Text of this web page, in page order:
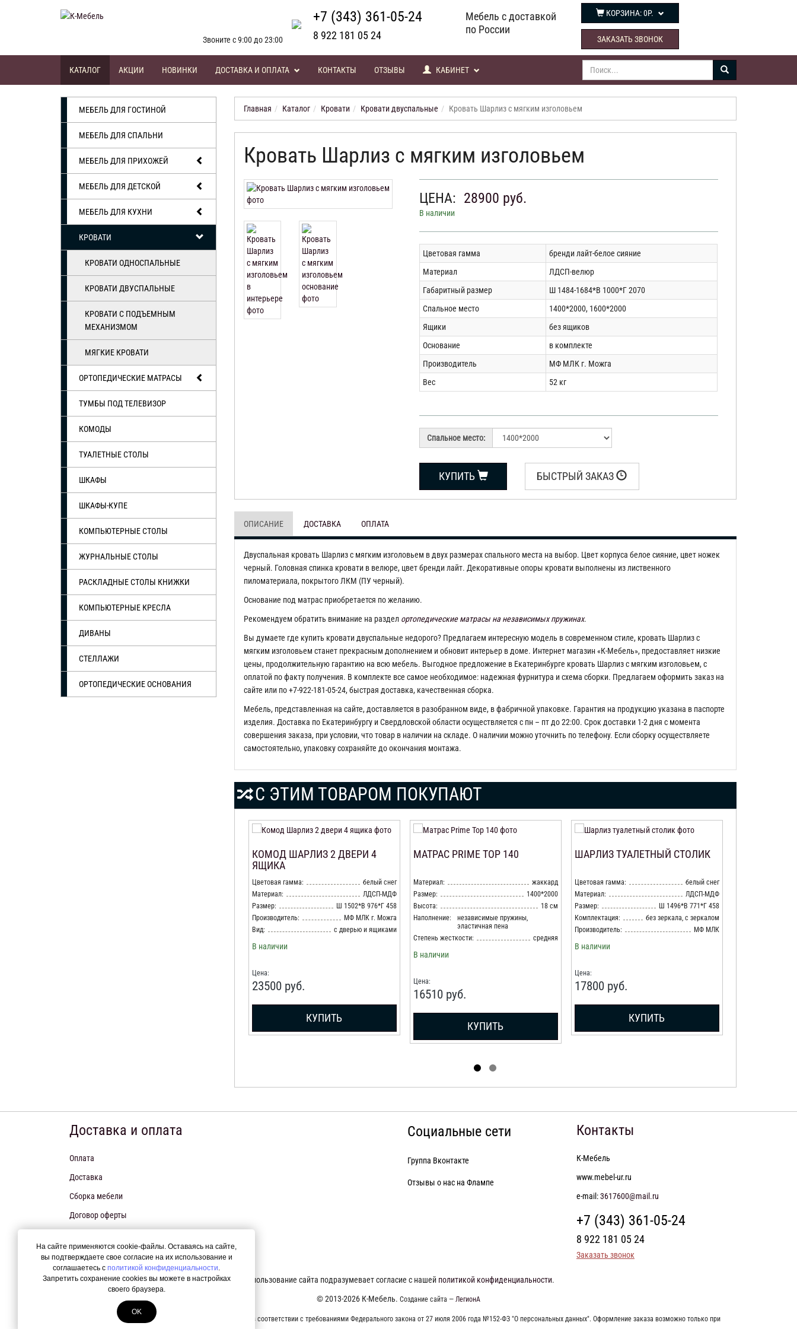
Звоните с 9:00 до 23:00
+7 (343) 361-05-24
8 922 181 05 24
Мебель с доставкой
по России
КОРЗИНА:0Р.
ЗАКАЗАТЬ ЗВОНОК
КАТАЛОГ АКЦИИ НОВИНКИ ДОСТАВКА И ОПЛАТА КОНТАКТЫ ОТЗЫВЫ КАБИНЕТ
МЕБЕЛЬ ДЛЯ ГОСТИНОЙ
МЕБЕЛЬ ДЛЯ СПАЛЬНИ
МЕБЕЛЬ ДЛЯ ПРИХОЖЕЙ
МЕБЕЛЬ ДЛЯ ДЕТСКОЙ
МЕБЕЛЬ ДЛЯ КУХНИ
КРОВАТИ
КРОВАТИ ОДНОСПАЛЬНЫЕ
КРОВАТИ ДВУСПАЛЬНЫЕ
КРОВАТИ С ПОДЪЕМНЫМ
МЕХАНИЗМОМ
МЯГКИЕ КРОВАТИ
ОРТОПЕДИЧЕСКИЕ МАТРАСЫ
ТУМБЫ ПОД ТЕЛЕВИЗОР
КОМОДЫ
ТУАЛЕТНЫЕ СТОЛЫ
ШКАФЫ
ШКАФЫ-КУПЕ
КОМПЬЮТЕРНЫЕ СТОЛЫ
ЖУРНАЛЬНЫЕ СТОЛЫ
РАСКЛАДНЫЕ СТОЛЫ КНИЖКИ
КОМПЬЮТЕРНЫЕ КРЕСЛА
ДИВАНЫ
СТЕЛЛАЖИ
ОРТОПЕДИЧЕСКИЕ ОСНОВАНИЯ
Главная Каталог Кровати Кровати двуспальные Кровать Шарлиз с мягким изголовьем
Кровать Шарлиз с мягким изголовьем
ЦЕНА: 28900 руб.
В наличии
Цветовая гамма
бренди лайт-белое сияние
Материал
ЛДСП-велюр
Габаритный размер
Ш 1484-1684*В 1000*Г 2070
Спальное место
1400*2000, 1600*2000
Ящики
без ящиков
Основание
в комплекте
Производитель
МФ МЛК г. Можга
Вес
52 кг
Спальное место:
КУПИТЬ БЫСТРЫЙ ЗАКАЗ
ОПИСАНИЕ ДОСТАВКА ОПЛАТА
Двуспальная кровать Шарлиз с мягким изголовьем в двух размерах спального места на выбор. Цвет корпуса белое сияние, цвет ножек
черный. Головная спинка кровати в велюре, цвет бренди лайт. Декоративные опоры кровати выполнены из лиственного
пиломатериала, покрытого ЛКМ (ПУ черный).
Основание под матрас приобретается по желанию.
Рекомендуем обратить внимание на раздел ортопедические матрасы на независимых пружинах.
Вы думаете где купить кровати двуспальные недорого? Предлагаем интересную модель в современном стиле, кровать Шарлиз с
мягким изголовьем станет прекрасным дополнением и обновит интерьер в доме. Интернет магазин «К-Мебель», предоставляет низкие
цены, продолжительную гарантию на всю мебель. Выгодное предложение в Екатеринбурге кровать Шарлиз с мягким изголовьем, с
оплатой по факту получения. В комплекте все самое необходимое: надежная фурнитура и схема сборки. Предлагаем оформить заказ на
сайте или по +7-922-181-05-24, быстрая доставка, качественная сборка.
Мебель, представленная на сайте, доставляется в разобранном виде, в фабричной упаковке. Гарантия на продукцию указана в паспорте
изделия. Доставка по Екатеринбургу и Свердловской области осуществляется с пн – пт до 22:00. Срок доставки 1-2 дня с момента
совершения заказа, при условии, что товар в наличии на складе. О наличии можно уточнить по телефону. Если сборку осуществляете
самостоятельно, упаковку сохраняйте до окончания монтажа.
С ЭТИМ ТОВАРОМ ПОКУПАЮТ
КОМОД ШАРЛИЗ 2 ДВЕРИ 4
ЯЩИКА
Цветовая гамма:
белый снег
Материал:
ЛДСП-МДФ
Размер:
Ш 1502*В 976*Г 458
Производитель:
МФ МЛК г. Можга
Вид:
с дверью и ящиками
В наличии
Цена:
23500руб.
КУПИТЬ
МАТРАС PRIMЕ TOP 140
Материал:
жаккард
Размер:
1400*2000
Высота:
18 см
Наполнение:
независимые пружины,
эластичная пена
Степень жесткости:
средняя
В наличии
Цена:
16510руб.
КУПИТЬ
ШАРЛИЗ ТУАЛЕТНЫЙ СТОЛИК
Цветовая гамма:
белый снег
Материал:
ЛДСП-МДФ
Размер:
Ш 1496*В 771*Г 458
Комплектация:
без зеркала, с зеркалом
Производитель:
МФ МЛК
В наличии
Цена:
17800руб.
КУПИТЬ
Доставка и оплата
Оплата
Доставка
Сборка мебели
Договор оферты
Социальные сети
Группа Вконтакте
Отзывы о нас на Флампе
Контакты
К-Мебель
www.mebel-ur.ru
e-mail:3617600@mail.ru
+7 (343) 361-05-24
8 922 181 05 24
Заказать звонок
На сайте применяются cookie-файлы. Оставаясь на сайте,
вы подтверждаете свое согласие на их использование и
соглашаетесь с политикой конфиденциальности.
Запретить сохранение cookies вы можете в настройках
своего браузера.
OK
Использование сайта подразумевает согласие с нашей политикой конфиденциальности.
© 2013-2026 К-Мебель. Создание сайта — ЛегионА
Интернет-магазин К-Мебель осуществляет свою деятельность в соответствии с требованиями Федерального закона от 27 июля 2006 года №152-ФЗ "О персональных данных". Оформление заказа возможно только при